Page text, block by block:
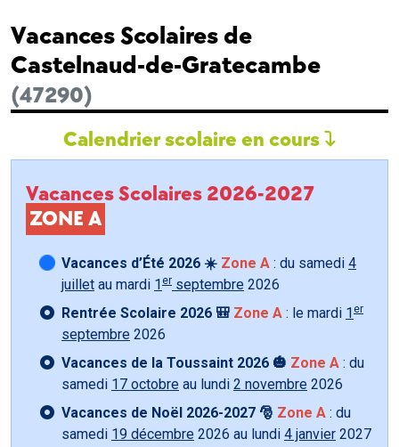
Vacances Scolaires de
Castelnaud-de-Gratecambe
(47290)
Calendrier scolaire en cours
Vacances Scolaires 2026-2027
ZONE A
Vacances d’Été 2026 ☀️ Zone A : du samedi 4
juillet au mardi 1 er septembre 2026
Rentrée Scolaire 2026 🎒 Zone A : le mardi 1 er
septembre 2026
Vacances de la Toussaint 2026 🎃 Zone A : du
samedi 17 octobre au lundi 2 novembre 2026
Vacances de Noël 2026-2027 🎅 Zone A : du
samedi 19 décembre 2026 au lundi 4 janvier 2027